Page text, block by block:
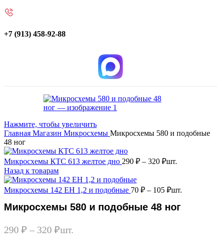
+7 (913) 458-92-88
Нажмите, чтобы увеличить
Главная Магазин Микросхемы Микросхемы 580 и подобные
48 ног
Микросхемы КТС 613 желтое дно 290 ₽ – 320 ₽шт.
Назад к товарам
Микросхемы 142 ЕН 1,2 и подобные 70 ₽ – 105 ₽шт.
Микросхемы 580 и подобные 48 ног
290 ₽ – 320 ₽шт.